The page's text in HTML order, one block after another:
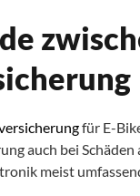
für E-
auch bei
meist